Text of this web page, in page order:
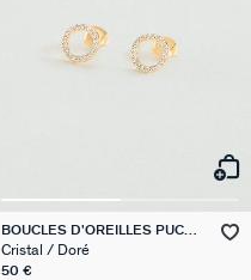
BOUCLES D'OREILLES PUCES
RONDOU
Cristal / Doré
50 €